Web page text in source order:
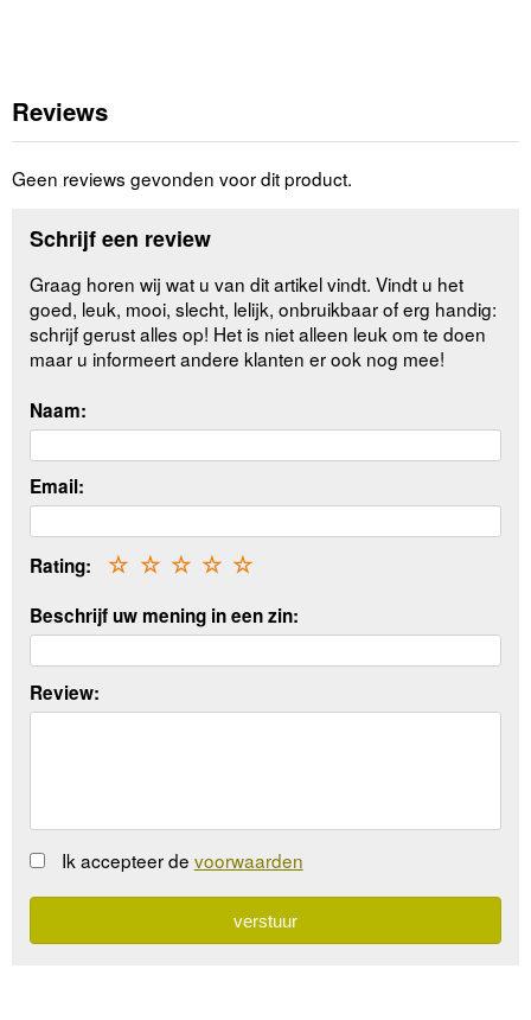
Reviews
Geen reviews gevonden voor dit product.
Schrijf een review
Graag horen wij wat u van dit artikel vindt. Vindt u het
goed, leuk, mooi, slecht, lelijk, onbruikbaar of erg handig:
schrijf gerust alles op! Het is niet alleen leuk om te doen
maar u informeert andere klanten er ook nog mee!
Naam:
Email:
Rating: ☆
☆
☆
☆
☆
Beschrijf uw mening in een zin:
Review:
Ik accepteer de voorwaarden